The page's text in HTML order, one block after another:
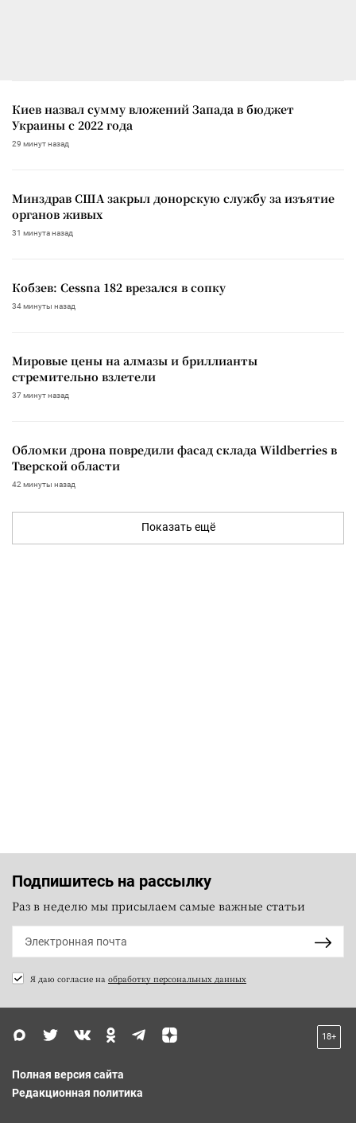
Киев назвал сумму вложений Запада в бюджет
Украины с 2022 года
29 минут назад
Минздрав США закрыл донорскую службу за изъятие
органов живых
31 минута назад
Кобзев: Cessna 182 врезался в сопку
34 минуты назад
Мировые цены на алмазы и бриллианты
стремительно взлетели
37 минут назад
Обломки дрона повредили фасад склада Wildberries в
Тверской области
42 минуты назад
Показать ещё
Подпишитесь на рассылку
Раз в неделю мы присылаем самые важные статьи
Я даю согласие на обработку персональных данных
18+
Полная версия сайта
Редакционная политика